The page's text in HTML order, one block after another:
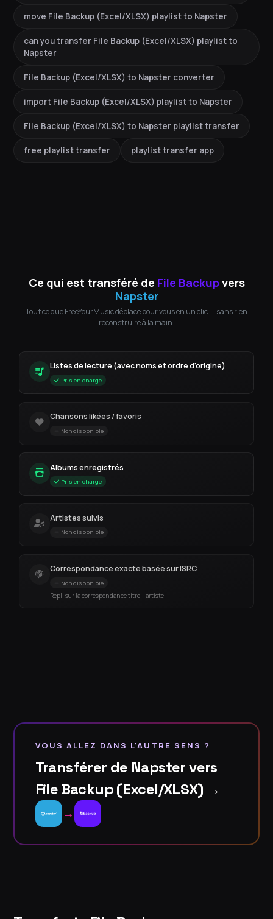
move File Backup (Excel/XLSX) playlist to Napster
can you transfer File Backup (Excel/XLSX) playlist to
Napster
File Backup (Excel/XLSX) to Napster converter
import File Backup (Excel/XLSX) playlist to Napster
File Backup (Excel/XLSX) to Napster playlist transfer
free playlist transfer playlist transfer app
Ce qui est transféré de File Backupvers
Napster
Tout ce que FreeYourMusic déplace pour vous en un clic — sans rien
reconstruire à la main.
Listes de lecture (avec noms et ordre d'origine)
Pris en charge
Chansons likées / favoris
Non disponible
Albums enregistrés
Pris en charge
Artistes suivis
Non disponible
Correspondance exacte basée sur ISRC
Non disponible
Repli sur la correspondance titre + artiste
VOUS ALLEZ DANS L'AUTRE SENS ?
Transférer de Napster vers
File Backup (Excel/XLSX) →
→